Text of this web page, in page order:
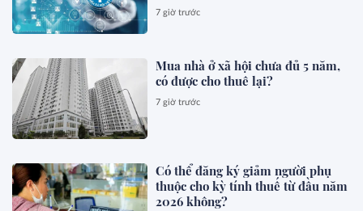
7 giờ trước
Mua nhà ở xã hội chưa đủ 5 năm,
có được cho thuê lại?
7 giờ trước
Có thể đăng ký giảm người phụ
thuộc cho kỳ tính thuế từ đầu năm
2026 không?